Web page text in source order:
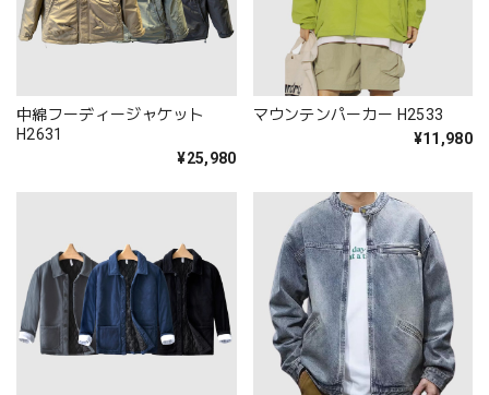
中綿フーディージャケット
H2631
¥25,980
マウンテンパーカー H2533
¥11,980